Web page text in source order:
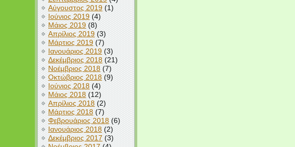
Αύγουστος 2019 (1)
Ιούνιος 2019 (4)
Μάιος 2019 (8)
Απρίλιος 2019 (3)
Μάρτιος 2019 (7)
Ιανουάριος 2019 (3)
Δεκέμβριος 2018 (21)
Νοέμβριος 2018 (7)
Οκτώβριος 2018 (9)
Ιούνιος 2018 (4)
Μάιος 2018 (12)
Απρίλιος 2018 (2)
Μάρτιος 2018 (7)
Φεβρουάριος 2018 (6)
Ιανουάριος 2018 (2)
Δεκέμβριος 2017 (3)